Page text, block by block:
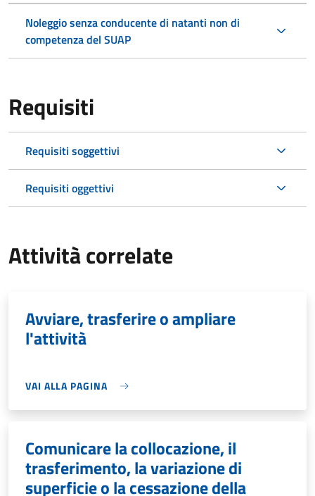
Noleggio senza conducente di natanti non di
competenza del SUAP
Requisiti
Requisiti soggettivi
Requisiti oggettivi
Attività correlate
Avviare, trasferire o ampliare
l'attività
VAI ALLA PAGINA
Comunicare la collocazione, il
trasferimento, la variazione di
superficie o la cessazione della